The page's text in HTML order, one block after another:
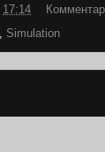
17:14
Simulation